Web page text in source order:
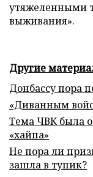
утяжеленными
выживания».
Другие
Донбассу пора
«Диванным
Тема ЧВК была
«хайпа»
Не пора ли
зашла в тупик?